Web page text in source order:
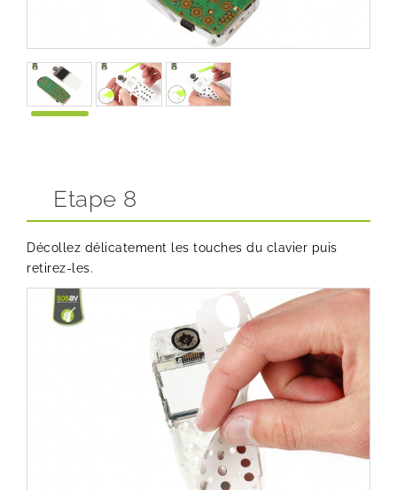
Etape 8
Décollez délicatement les touches du clavier puis
retirez-les.